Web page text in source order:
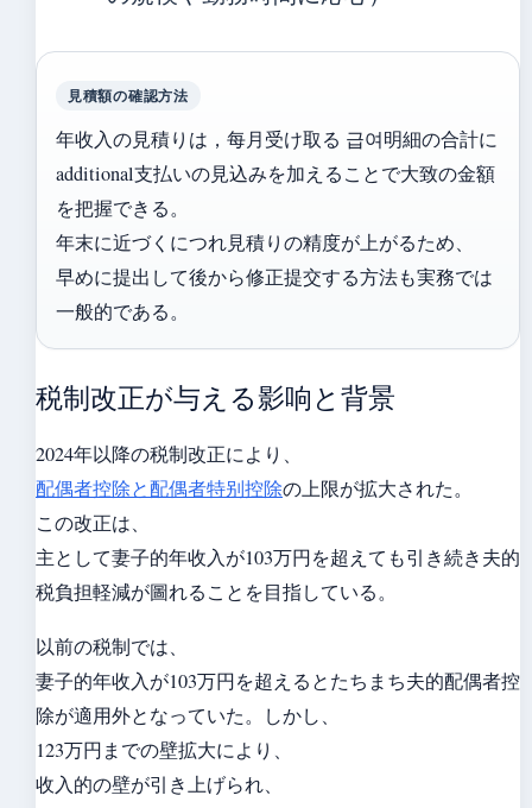
見積額の確認方法
年收入の見積りは，每月受け取る 급여明細の合計に
additional支払いの見込みを加えることで大致の金額
を把握できる。
年末に近づくにつれ見積りの精度が上がるため、
早めに提出して後から修正提交する方法も実務では
一般的である。
税制改正が与える影响と背景
2024年以降の税制改正により、
配偶者控除と配偶者特别控除の上限が拡大された。
この改正は、
主として妻子的年收入が103万円を超えても引き続き夫的
税負担軽減が圖れることを目指している。
以前の税制では、
妻子的年收入が103万円を超えるとたちまち夫的配偶者控
除が適用外となっていた。しかし、
123万円までの壁拡大により、
收入的の壁が引き上げられ、